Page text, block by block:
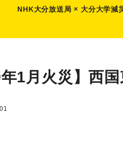
NHK大分放送局 × 大分大学減
年1月火災】西